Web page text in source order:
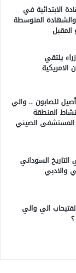
الابتدائية في
المتوسطة
يلتقي
الامريكية
للصابون .. والي
المنطقة
المستشفى الصيني
السوداني
والادبي
الي والي